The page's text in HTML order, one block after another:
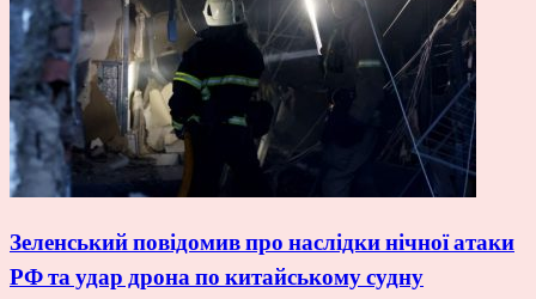
Зеленський повідомив про наслідки нічної атаки
РФ та удар дрона по китайському судну